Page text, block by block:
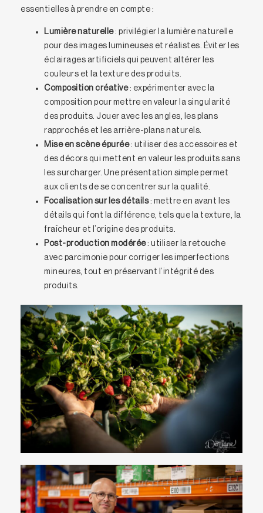
essentielles à prendre en compte :
Lumière naturelle: privilégier la lumière naturelle
pour des images lumineuses et réalistes. Éviter les
éclairages artificiels qui peuvent altérer les
couleurs et la texture des produits.
Composition créative: expérimenter avec la
composition pour mettre en valeur la singularité
des produits. Jouer avec les angles, les plans
rapprochés et les arrière-plans naturels.
Mise en scène épurée: utiliser des accessoires et
des décors qui mettent en valeur les produits sans
les surcharger. Une présentation simple permet
aux clients de se concentrer sur la qualité.
Focalisation sur les détails: mettre en avant les
détails qui font la différence, tels que la texture, la
fraîcheur et l’origine des produits.
Post-production modérée: utiliser la retouche
avec parcimonie pour corriger les imperfections
mineures, tout en préservant l’intégrité des
produits.